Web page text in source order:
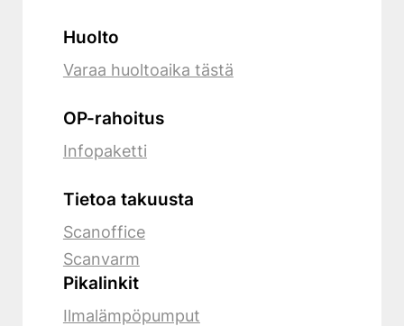
Huolto
Varaa huoltoaika tästä
OP-rahoitus
Infopaketti
Tietoa takuusta
Scanoffice
Scanvarm
Pikalinkit
Ilmalämpöpumput